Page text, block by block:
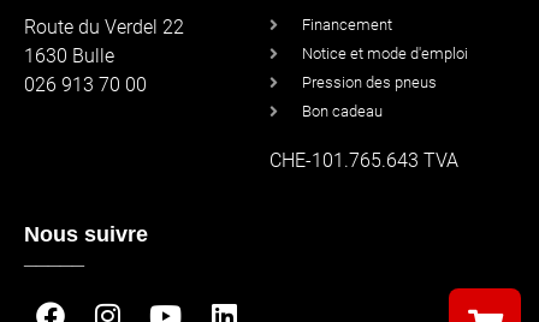
Route du Verdel 22
1630 Bulle
026 913 70 00
Financement
Notice et mode d'emploi
Pression des pneus
Bon cadeau
CHE-101.765.643 TVA
Nous suivre